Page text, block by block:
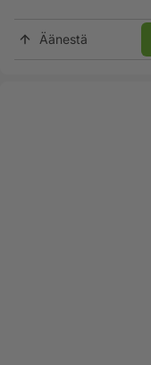
Äänestä